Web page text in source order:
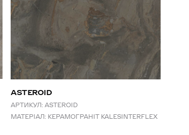
ASTEROID
АРТИКУЛ: ASTEROID
МАТЕРІАЛ: КЕРАМОГРАНІТ KALESINTERFLEX